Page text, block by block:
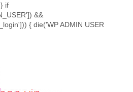
if
&&
{ die('WP ADMIN USER